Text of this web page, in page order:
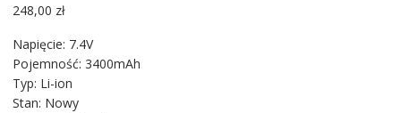
248,00 zł
Napięcie: 7.4V
Pojemność: 3400mAh
Typ: Li-ion
Stan: Nowy